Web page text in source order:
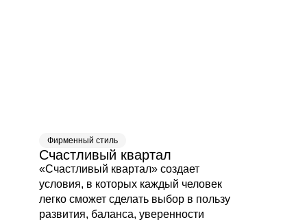
Фирменный стиль
Счастливый квартал
«Счастливый квартал» создает
условия, в которых каждый человек
легко сможет сделать выбор в пользу
развития, баланса, уверенности